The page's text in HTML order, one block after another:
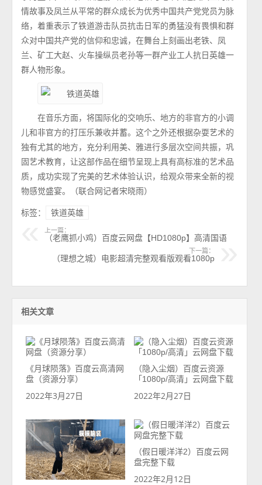
情故事及凤兰从平常的群众成长为优秀中国共产党党员为脉
络，着重表示了铁道游击队员抗击日军的勇猛没有畏惧和群
众对中国共产党的信仰和忠诚，在舞台上刻画出老铁、凤
兰、矿工大赵、火车操纵员老孙等一群产业工人抗日英雄一
群人物形象。
在音乐方面，将国际化的交响乐、地方的非官方的小调
儿和非官方的打压乐兼收并蓄。这个之外还根据杂耍艺术的
独有尤其的地方，充分利用美、雅进行多层次空间共振，巩
固艺术教育，让这部作品在细节呈现上具有高标准的艺术品
质，成功实现了完美的艺术体验认识，给观众带来全新的视
物感觉盛宴。（联合网记者宋晓雨）
标签：
铁道英雄
上一篇：
（老鹰抓小鸡）百度云网盘【HD1080p】高清国语
下一篇：
（理想之城）电影超清完整观看版观看1080p
相关文章
《月球陨落》百度云高清网
盘（资源分享）
2022年3月27日
（隐入尘烟）百度云资源
「1080p/高清」云网盘下载
2022年2月27日
（假日暖洋洋2）百度云网
盘完整下载
2022年2月12日